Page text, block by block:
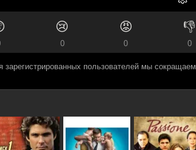
😢
0
😡
0
👎
0
пользователей мы сокращаем